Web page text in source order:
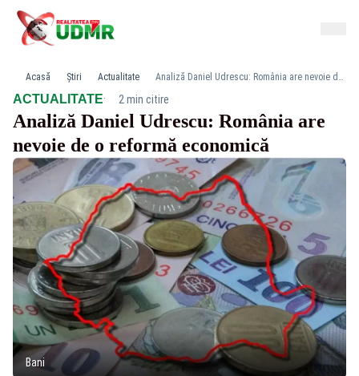
Acasă Știri Actualitate Analiză Daniel Udrescu: România are nevoie de o reformă economică
ACTUALITATE· 2 min citire
Analiză Daniel Udrescu: România are
nevoie de o reformă economică
Bani